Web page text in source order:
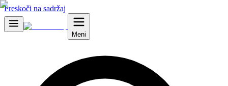
Preskoči na sadržaj
Meni